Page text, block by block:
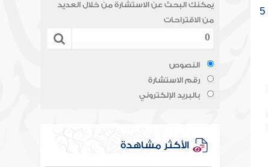
5
يمكنك البحث عن الاستشارة من خلال العديد
من الاقتراحات
النصوص
رقم الاستشارة
بالبريد الإلكتروني
الأكثر مشاهدة